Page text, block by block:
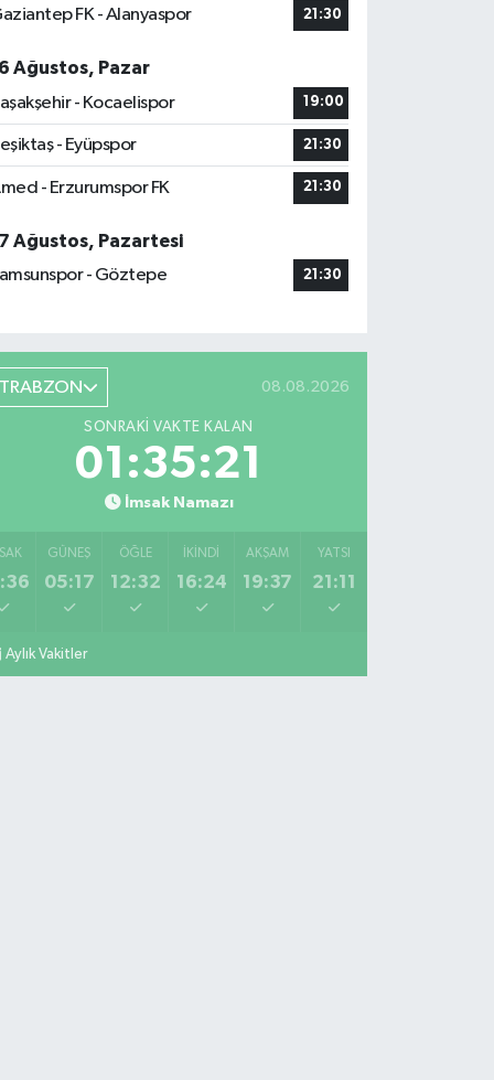
FK - Alanyaspor 21:30
Ağustos, Pazar
- Kocaelispor
19:00
- Eyüpspor 21:30
- Erzurumspor FK 21:30
Ağustos, Pazartesi
- Göztepe
21:30
08.08.2026
SONRAKI VAKTE KALAN
01:35:19
İmsak Namazı
GÜNEŞ
05:17
ÖĞLE
12:32
İKINDI
16:24
AKŞAM
19:37
YATSI
21:11
Aylık Vakitler